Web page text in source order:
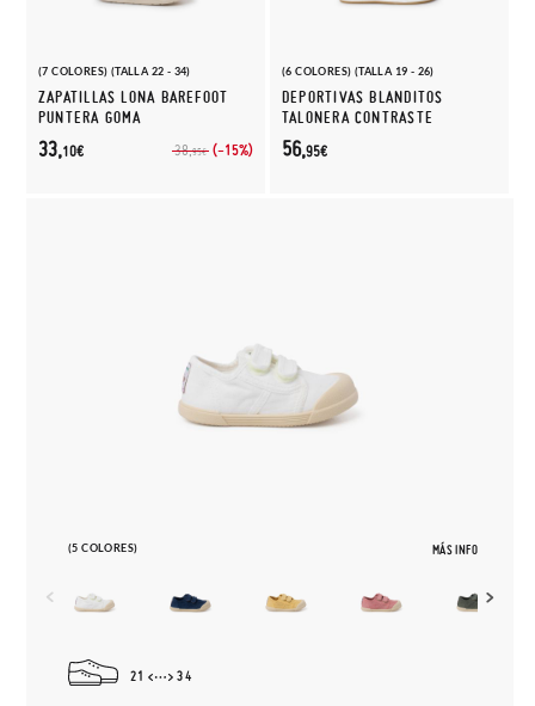
(7 COLORES) (TALLA 22 - 34)
ZAPATILLAS LONA BAREFOOT
PUNTERA GOMA
38,95€ (-15%)
33,10€
(6 COLORES) (TALLA 19 - 26)
DEPORTIVAS BLANDITOS
TALONERA CONTRASTE
56,95€
(5 COLORES) MÁS INFO
21 34